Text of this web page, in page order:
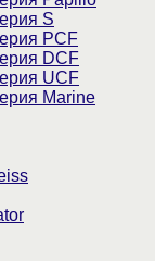
S
PCF
DCF
UCF
Marine